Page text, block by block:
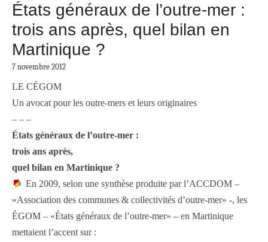
États généraux de l’outre-mer :
trois ans après, quel bilan en
Martinique ?
7 novembre 2012
LE CÉGOM
Un avocat pour les outre-mers et leurs originaires
– – –
États généraux de l’outre-mer :
trois ans après,
quel bilan en Martinique ?
En 2009, selon une synthèse produite par l’ACCDOM –
«Association des communes & collectivités d’outre-mer» -, les
ÉGOM – «États généraux de l’outre-mer» – en Martinique
mettaient l’accent sur :